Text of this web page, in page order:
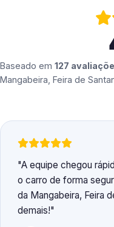
Baseado em 127
Mangabeira, Feira de
A equipe chegou
o carro de forma
da Mangabeira, Feira
demais!